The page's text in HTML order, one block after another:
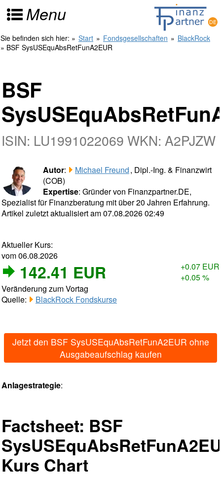
Menu
Sie befinden sich hier: » Start » Fondsgesellschaften » BlackRock
» BSF SysUSEquAbsRetFunA2EUR
BSF
ISIN: LU1991022069 WKN: A2PJZW
Autor: Michael Freund, Dipl.-Ing. & Finanzwirt
(COB)
Expertise: Gründer von Finanzpartner.DE,
Spezialist für Finanzberatung mit über 20 Jahren Erfahrung.
Artikel zuletzt aktualisiert am 07.08.2026 02:49
Aktueller Kurs:
vom 06.08.2026
142.41 EUR
+0.07 EUR
+0.05 %
Veränderung zum Vortag
Quelle:
BlackRock Fondskurse
Jetzt den BSF SysUSEquAbsRetFunA2EUR ohne
Ausgabeaufschlag kaufen
Anlagestrategie:
Factsheet: BSF
Kurs Chart